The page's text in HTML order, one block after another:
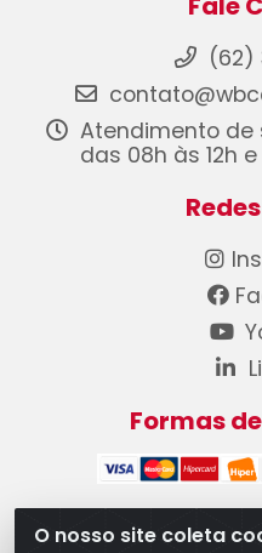
O nosso site coleta
(62)
Atendimento
das 08h às 12h e
Formas